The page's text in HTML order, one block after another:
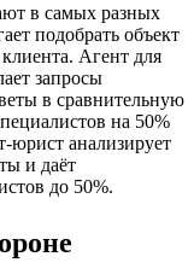
в самых разных
подобрать объект
Агент для
запросы
в сравнительную
на 50%
юрист анализирует
и даёт
до 50%.